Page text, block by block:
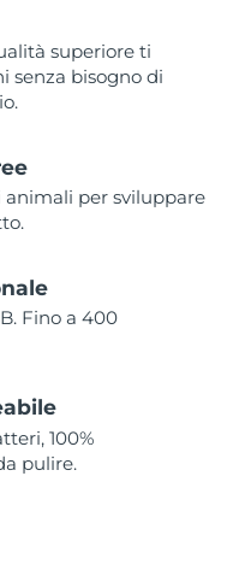
superiore ti
senza bisogno di
per sviluppare
Fino a 400
100%
pulire.